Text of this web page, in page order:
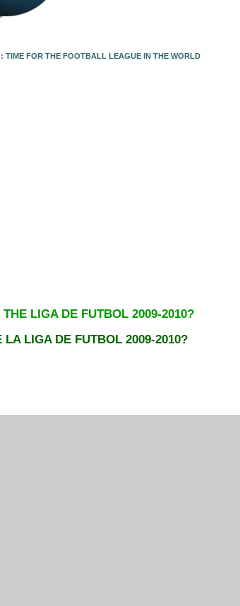
FOR THE FOOTBALL LEAGUE IN THE WORLD
LIGA DE FUTBOL 2009-2010?
LIGA DE FUTBOL 2009-2010?